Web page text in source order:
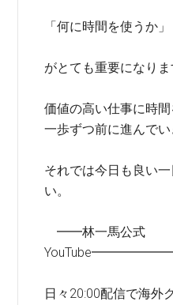
「何に時間を使うか」
がとても重要になりま
価値の高い仕事に時間
一歩ずつ前に進んでい
それでは今日も良い
い。
━━林一馬公式
日々20:00配信で海外